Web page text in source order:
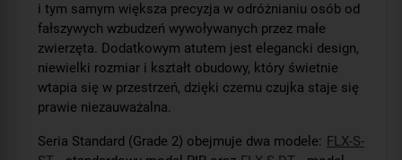
i tym samym większa precyzja w odróżnianiu osób od
fałszywych wzbudzeń wywoływanych przez małe
zwierzęta. Dodatkowym atutem jest elegancki design,
niewielki rozmiar i kształt obudowy, który świetnie
wtapia się w przestrzeń, dzięki czemu czujka staje się
prawie niezauważalna.
Seria Standard (Grade 2) obejmuje dwa modele: FLX-S-